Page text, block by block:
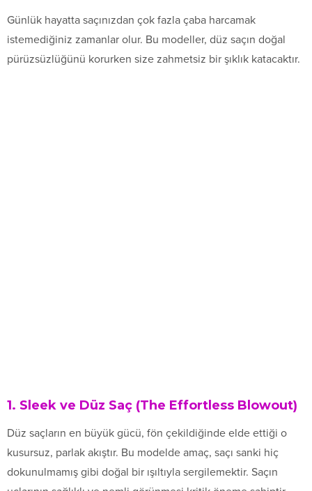
Günlük hayatta saçınızdan çok fazla çaba harcamak
istemediğiniz zamanlar olur. Bu modeller, düz saçın doğal
pürüzsüzlüğünü korurken size zahmetsiz bir şıklık katacaktır.
1. Sleek ve Düz Saç (The Effortless Blowout)
Düz saçların en büyük gücü, fön çekildiğinde elde ettiği o
kusursuz, parlak akıştır. Bu modelde amaç, saçı sanki hiç
dokunulmamış gibi doğal bir ışıltıyla sergilemektir. Saçın